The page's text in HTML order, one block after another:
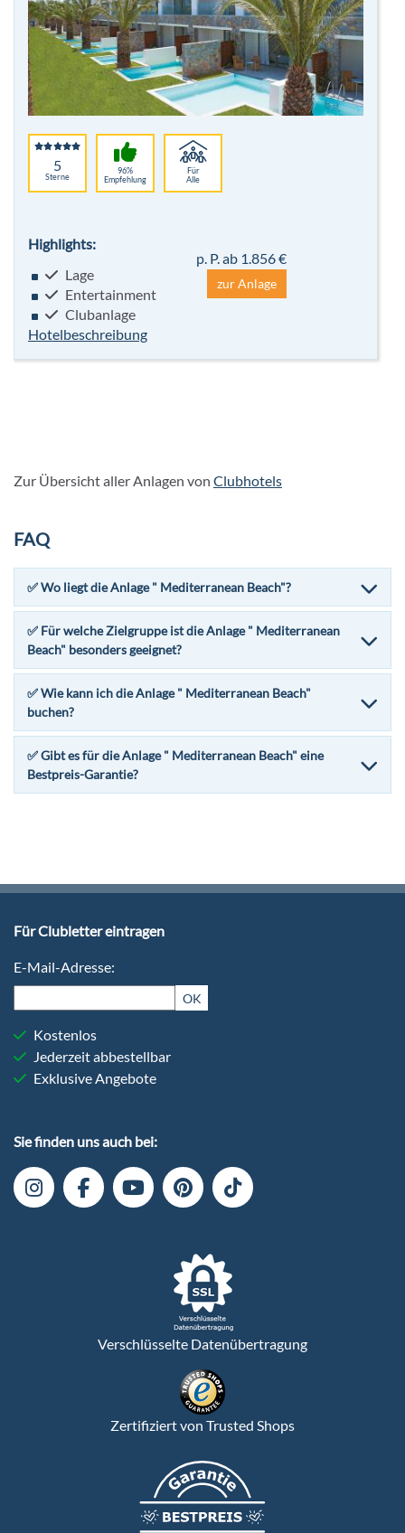
5
Sterne
96%
Empfehlung
Für
Alle
Highlights:
Lage
Entertainment
Clubanlage
Hotelbeschreibung
p. P. ab 1.856 €
zur Anlage
Zur Übersicht aller Anlagen von Clubhotels
FAQ
✅ Wo liegt die Anlage " Mediterranean Beach"?
✅ Für welche Zielgruppe ist die Anlage " Mediterranean
Beach" besonders geeignet?
✅ Wie kann ich die Anlage " Mediterranean Beach"
buchen?
✅ Gibt es für die Anlage " Mediterranean Beach" eine
Bestpreis-Garantie?
Sie finden uns auch bei:
Verschlüsselte Datenübertragung
Zertifiziert von Trusted Shops
Für Clubletter eintragen
E-Mail-Adresse:
OK
Kostenlos
Jederzeit abbestellbar
Exklusive Angebote